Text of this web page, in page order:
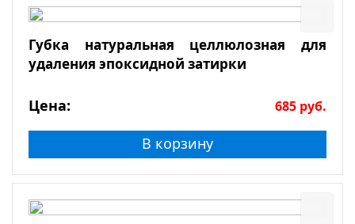
Губка натуральная целлюлозная для
удаления эпоксидной затирки
Цена: 685 руб.
В корзину